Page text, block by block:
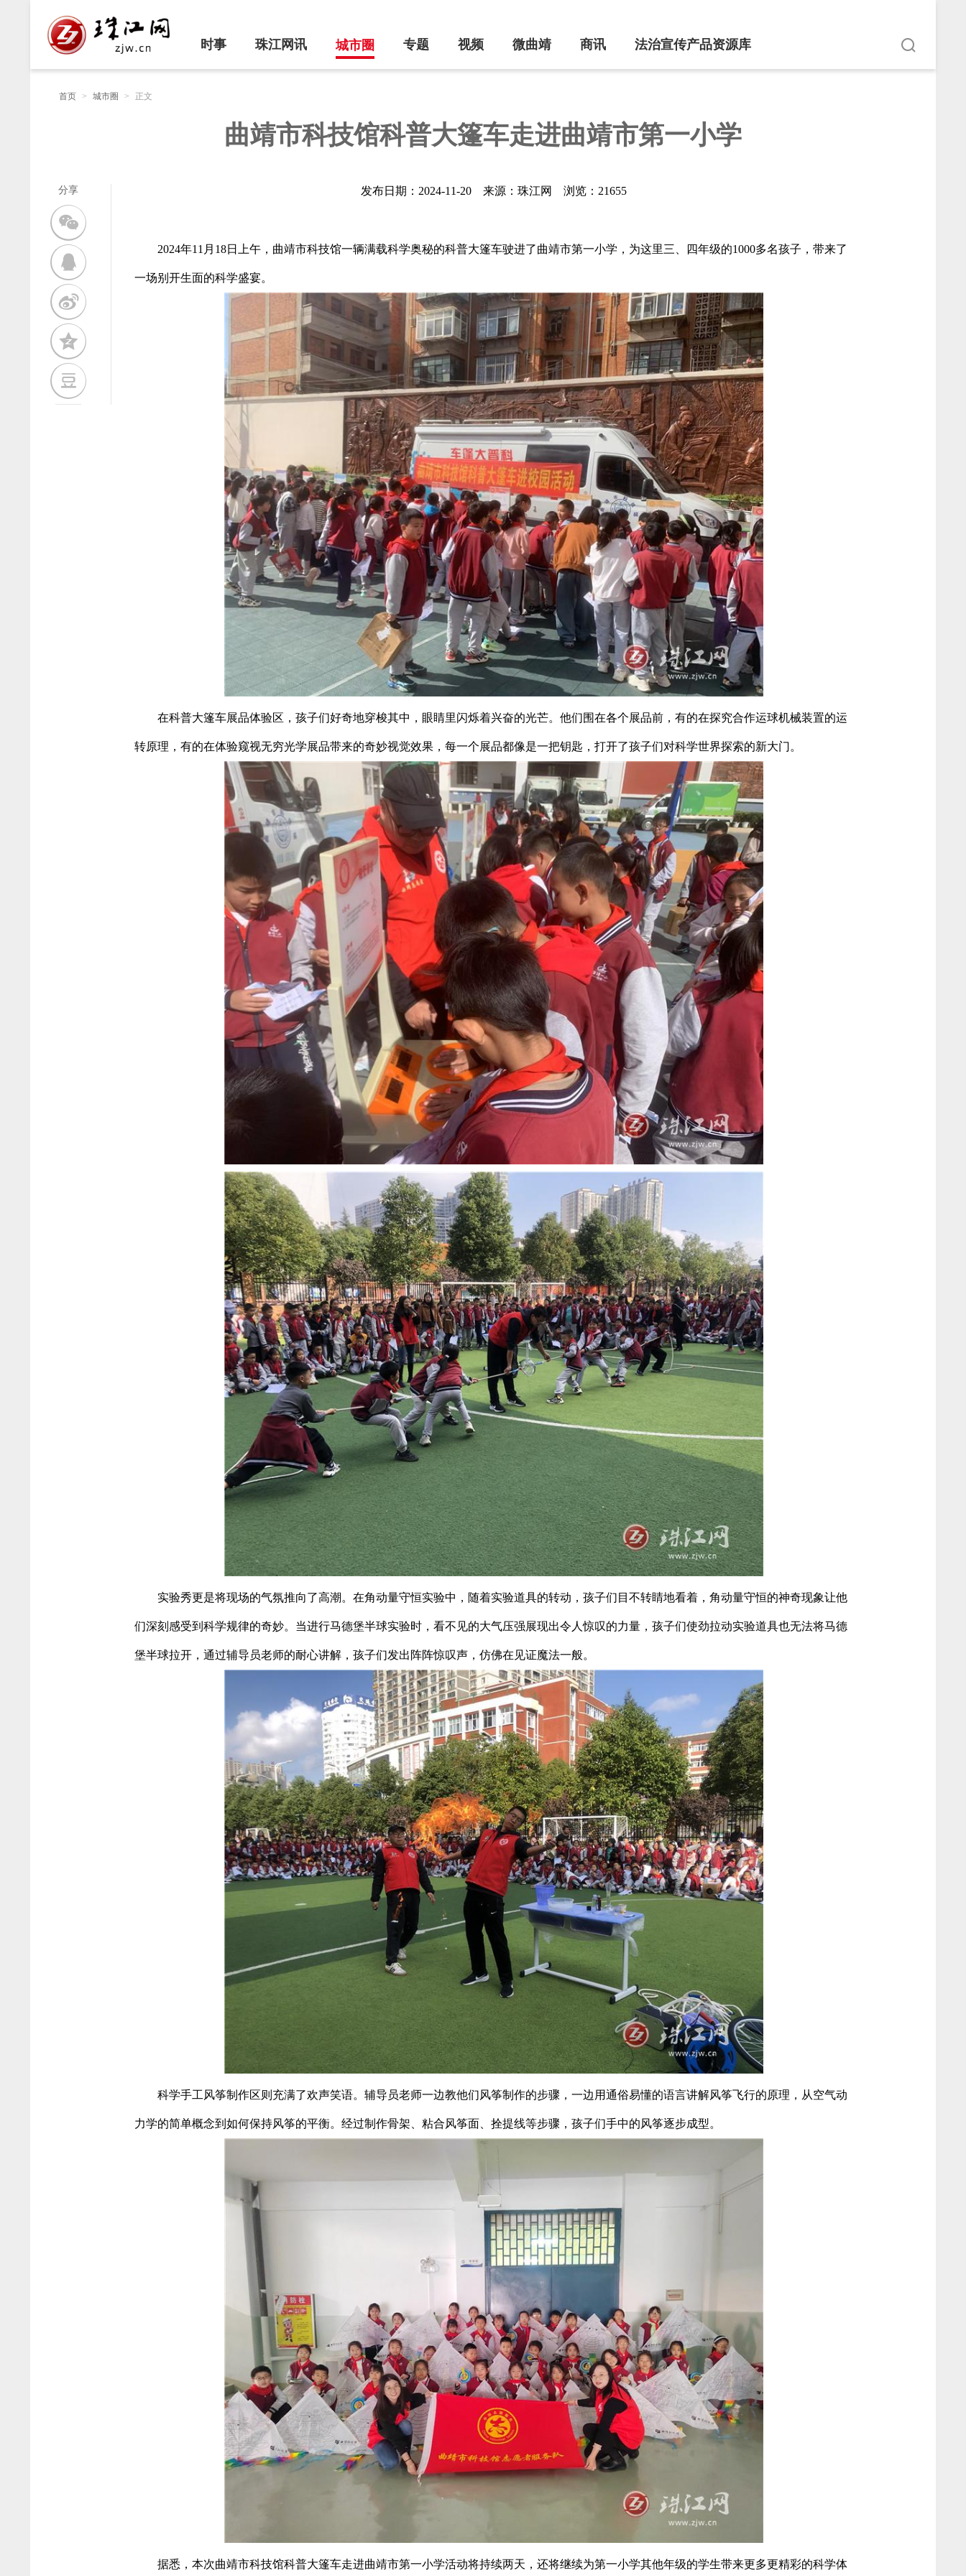
时事 珠江网讯 城市圈 专题 视频 微曲靖 商讯 法治宣传产品资源库
首页 > 城市圈 > 正文
曲靖市科技馆科普大篷车走进曲靖市第一小学
分享 发布日期：2024-11-20 来源：珠江网 浏览：21655
2024年11月18日上午，曲靖市科技馆一辆满载科学奥秘的科普大篷车驶进了曲靖市第一小学，为这里三、四年级的1000多名孩子，带来了
一场别开生面的科学盛宴。
在科普大篷车展品体验区，孩子们好奇地穿梭其中，眼睛里闪烁着兴奋的光芒。他们围在各个展品前，有的在探究合作运球机械装置的运
转原理，有的在体验窥视无穷光学展品带来的奇妙视觉效果，每一个展品都像是一把钥匙，打开了孩子们对科学世界探索的新大门。
实验秀更是将现场的气氛推向了高潮。在角动量守恒实验中，随着实验道具的转动，孩子们目不转睛地看着，角动量守恒的神奇现象让他
们深刻感受到科学规律的奇妙。当进行马德堡半球实验时，看不见的大气压强展现出令人惊叹的力量，孩子们使劲拉动实验道具也无法将马德
堡半球拉开，通过辅导员老师的耐心讲解，孩子们发出阵阵惊叹声，仿佛在见证魔法一般。
科学手工风筝制作区则充满了欢声笑语。辅导员老师一边教他们风筝制作的步骤，一边用通俗易懂的语言讲解风筝飞行的原理，从空气动
力学的简单概念到如何保持风筝的平衡。经过制作骨架、粘合风筝面、拴提线等步骤，孩子们手中的风筝逐步成型。
据悉，本次曲靖市科技馆科普大篷车走进曲靖市第一小学活动将持续两天，还将继续为第一小学其他年级的学生带来更多更精彩的科学体